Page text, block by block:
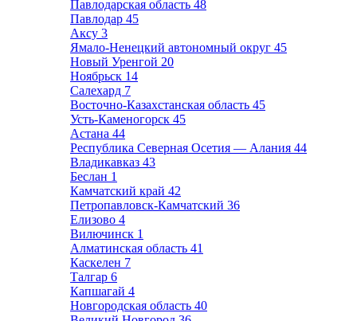
Павлодарская область 48
Павлодар 45
Аксу 3
Ямало-Ненецкий автономный округ 45
Новый Уренгой 20
Ноябрьск 14
Салехард 7
Восточно-Казахстанская область 45
Усть-Каменогорск 45
Астана 44
Республика Северная Осетия — Алания 44
Владикавказ 43
Беслан 1
Камчатский край 42
Петропавловск-Камчатский 36
Елизово 4
Вилючинск 1
Алматинская область 41
Каскелен 7
Талгар 6
Капшагай 4
Новгородская область 40